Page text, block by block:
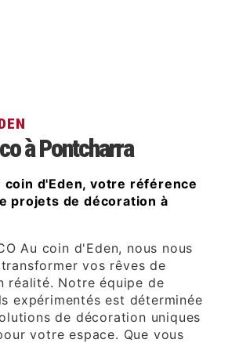
à Pontcharra
coin d'Eden, votre référence
projets de décoration à
Au coin d'Eden, nous nous
vos rêves de
réalité. Notre équipe de
expérimentés est déterminée
de décoration uniques
votre espace. Que vous